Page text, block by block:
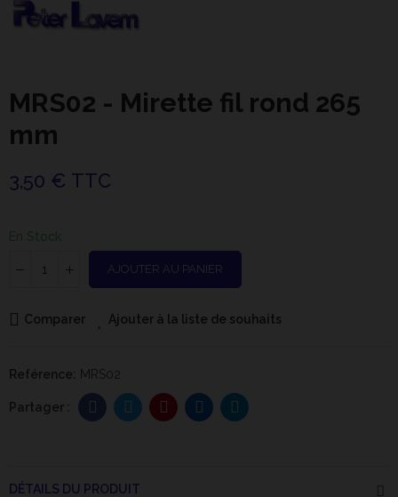
MRS02 - Mirette fil rond 265
mm
3,50 € TTC
En Stock
AJOUTER AU PANIER
Comparer Ajouter à la liste de souhaits
Reférence: MRS02
DÉTAILS DU PRODUIT